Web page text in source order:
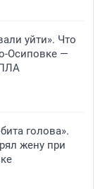
уйти». Что
Осиповке —
голова».
жену при